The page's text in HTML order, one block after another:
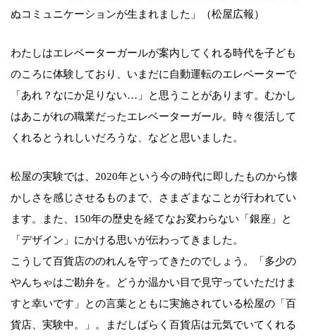
ぬコミュニケーションが生まれました」（松屋広報）
わたしはエレベーターガールが案内してくれる時代を子ども
のころに体験しており、いまだに自動運転のエレベーターで
「あれ？なにか足りない…」と思うことがあります。むかし
はあこがれの職業だったエレベーターガール。時々復活して
くれるとうれしいだろうな、などと思いました。
松屋の実験では、2020年という今の時代に即したものから懐
かしさを感じさせるものまで、さまざまなことが行われてい
ます。また、150年の歴史を経てなお変わらない「銀座」と
「デザイン」にかける思いが伝わってきました。
こうして百貨店ののれんを守ってきたのでしょう。「多少の
やんちゃはご勘弁を。どうか温かい目で見守っていただけま
すと幸いです」との言葉とともに実施されている松屋の「百
貨店、実験中。」。まだしばらく百貨店は元気でいてくれる